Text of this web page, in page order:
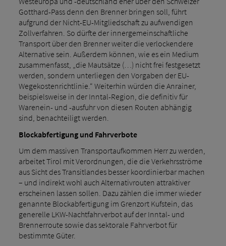
Gotthard-Pass denn den Brenner bringen soll, führt
aufgrund der Nicht-EU-Mitgliedschaft zu aufwendigen
Zollverfahren. So dürfte der innergemeinschaftliche
Transport über den Brenner weiter die verlockendere
Alternative sein. Außerdem können, wie es ein Medium
zusammenfasst, „die Mautsätze (…) nicht frei festgesetzt
werden, sondern unterliegen den Vorgaben der EU-
Wegekostenrichtlinie.“ Weiterhin würden die Anrainer,
beispielsweise in der Inntal-Region, die definitiv für
Warenein- und -ausfuhr von diesen Routen abhängig
sind, benachteiligt werden.
Blockabfertigung und Fahrverbote
Um dem massiven Transportaufkommen Herr zu werden,
arbeitet Tirol mit Verordnungen, die die Verkehrsströme
aus Sicht des Transitlandes besser koordinierbar machen
– und indirekt wohl auch Alternativrouten attraktiver
erscheinen lassen sollen. Dazu zählen die immer wieder
genannte Blockabfertigung im Grenzort Kufstein, das
generelle LKW-Nachtfahrverbot auf der Inntal- und
Brennerroute sowie das sektorale Fahrverbot für
bestimmte Güter.